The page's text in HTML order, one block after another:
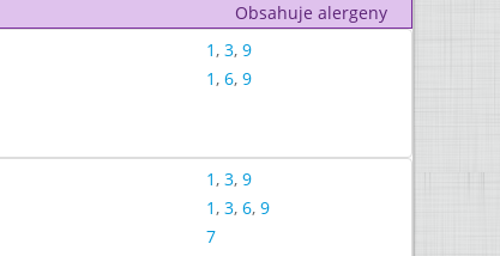
Obsahuje alergeny
1, 3, 9
1, 6, 9
1, 3, 9
1, 3, 6, 9
7